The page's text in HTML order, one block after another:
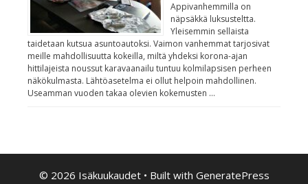
Appivanhemmilla on
näpsäkkä luksusteltta.
Yleisemmin sellaista
taidetaan kutsua asuntoautoksi. Vaimon vanhemmat tarjosivat
meille mahdollisuutta kokeilla, miltä yhdeksi korona-ajan
hittilajeista noussut karavaanailu tuntuu kolmilapsisen perheen
näkökulmasta. Lähtöasetelma ei ollut helpoin mahdollinen.
Useamman vuoden takaa olevien kokemusten …
© 2026 Isäkuukaudet• Built with GeneratePress